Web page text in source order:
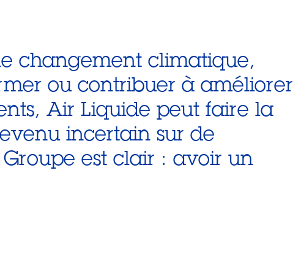
changement climatique,
ou contribuer à améliorer
Air Liquide peut faire la
incertain sur de
est clair : avoir un